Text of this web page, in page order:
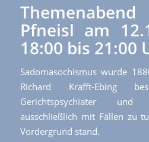
Pfneisl am
18:00 bis 21:00
Sadomasochismus wurde
Richard Krafft-Ebing
Gerichtspsychiater
ausschließlich mit Fällen zu
Vordergrund stand.